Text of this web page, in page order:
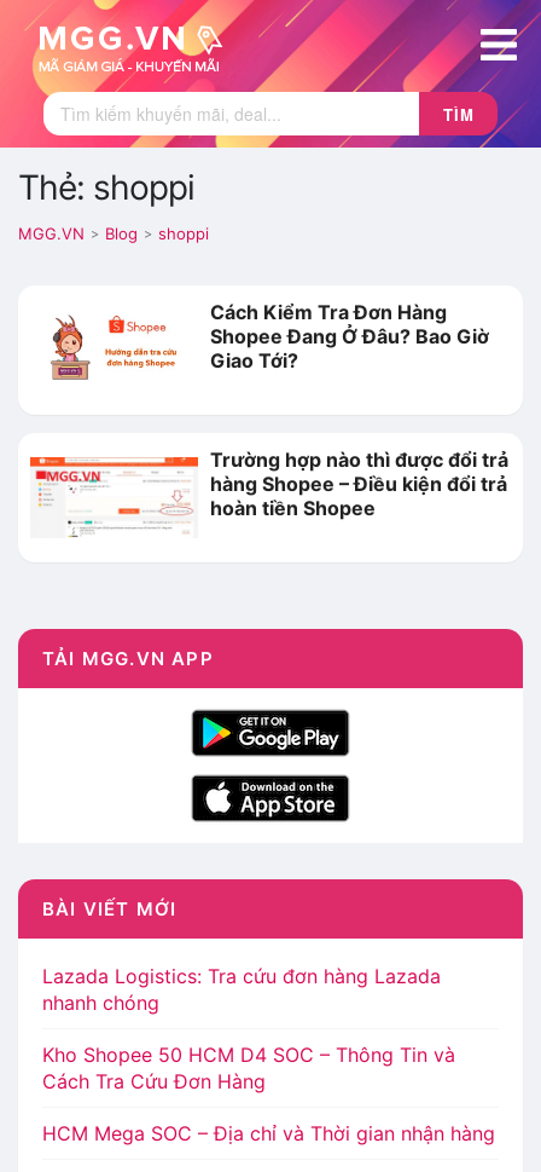
TÌM
Thẻ: shoppi
MGG.VN > Blog > shoppi
Cách Kiểm Tra Đơn Hàng
Shopee Đang Ở Đâu? Bao Giờ
Giao Tới?
Trường hợp nào thì được đổi trả
hàng Shopee – Điều kiện đổi trả
hoàn tiền Shopee
TẢI MGG.VN APP
BÀI VIẾT MỚI
Lazada Logistics: Tra cứu đơn hàng Lazada
nhanh chóng
Kho Shopee 50 HCM D4 SOC – Thông Tin và
Cách Tra Cứu Đơn Hàng
HCM Mega SOC – Địa chỉ và Thời gian nhận hàng